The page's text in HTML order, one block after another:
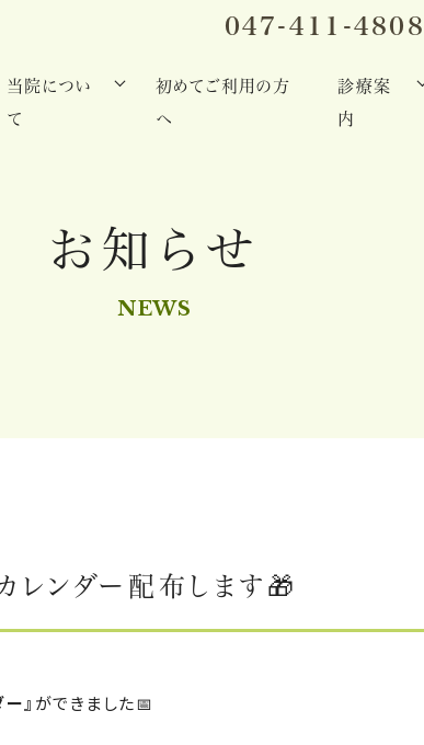
047-411-4808
当院につい
て
初めてご利用の方
へ
診療案
内
お知らせ
NEWS
レンダー配布します🎁
』 ができました📅